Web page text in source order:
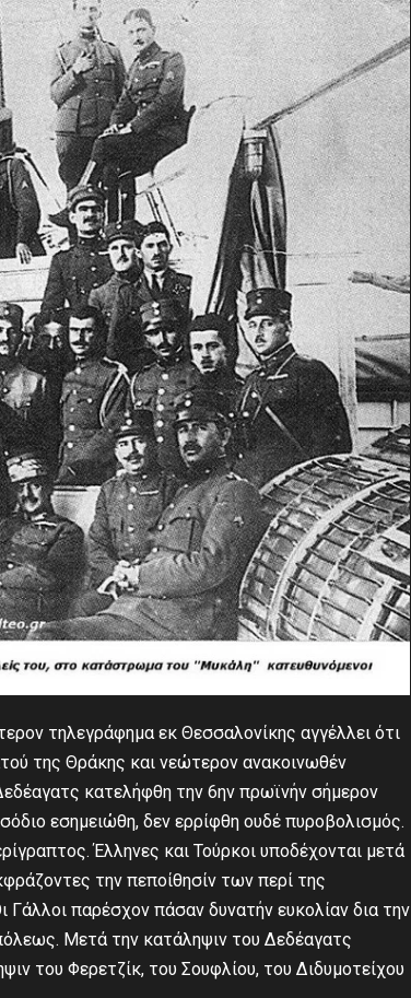
τηλεγράφημα εκ Θεσσαλονίκης αγγέλλει ότι
της Θράκης και νεώτερον ανακοινωθέν
κατελήφθη την 6ην πρωϊνήν σήμερον
εσημειώθη, δεν ερρίφθη ουδέ πυροβολισμός.
Έλληνες και Τούρκοι υποδέχονται μετά
την πεποίθησίν των περί της
Γάλλοι παρέσχον πάσαν δυνατήν ευκολίαν δια την
Μετά την κατάληψιν του Δεδέαγατς
του Φερετζίκ, του Σουφλίου, του Διδυμοτείχου